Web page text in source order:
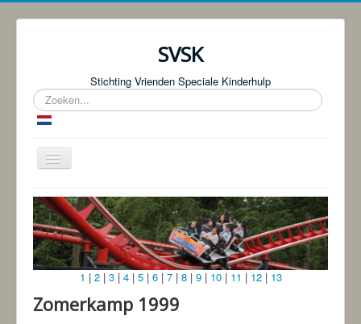
SVSK
Stichting Vrienden Speciale Kinderhulp
Zoeken...
Schakelen
navigatie
Start
Over ons
Fotoboeken | Foto Knjige
Donaties
Bingo!
1 | 2| 3| 4| 5| 6| 7| 8| 9| 10| 11 | 12| 13
Zomerkamp 1999